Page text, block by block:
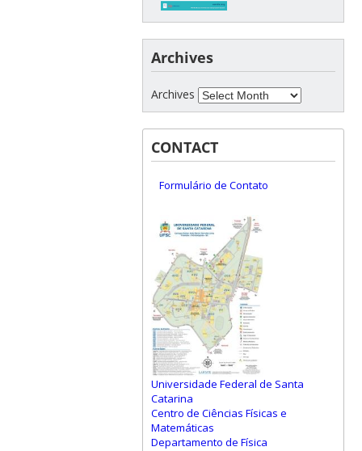
Archives
Archives
CONTACT
Formulário de Contato
Universidade Federal de Santa
Catarina
Centro de Ciências Físicas e
Matemáticas
Departamento de Física